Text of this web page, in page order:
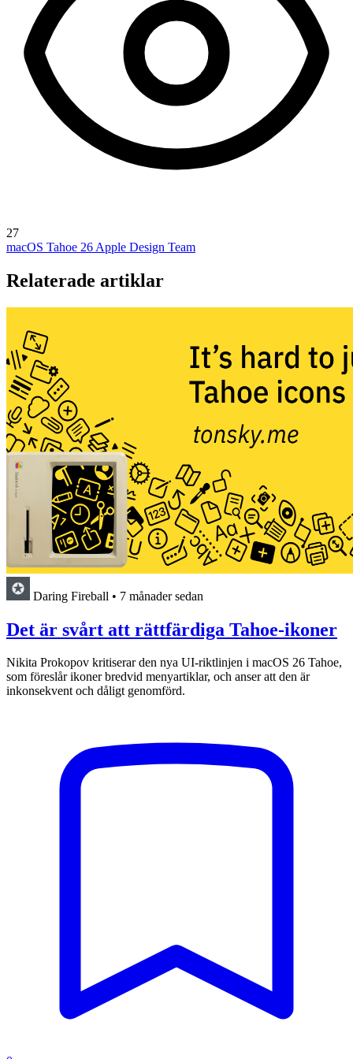
27
macOS Tahoe 26 Apple Design Team
Relaterade artiklar
Daring Fireball • 7 månader sedan
Det är svårt att rättfärdiga Tahoe-ikoner
Nikita Prokopov kritiserar den nya UI-riktlinjen i macOS 26 Tahoe,
som föreslår ikoner bredvid menyartiklar, och anser att den är
inkonsekvent och dåligt genomförd.